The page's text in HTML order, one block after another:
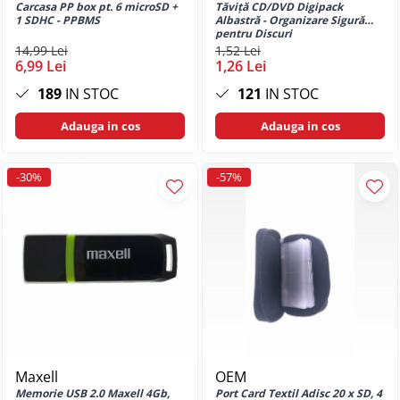
Moto E20
Huse si protectii pentru Motorola
Moto E20S
Huse si protectii pentru Motorola
Moto E22
Huse si protectii pentru Motorola
Moto E22i
Moto E30
Huse si protectii pentru Motorola
Huse si protectii pentru Motorola
Moto E32s
Huse si protectii pentru Motorola
Moto G05
Carcasa PP box pt. 6 microSD +
1 SDHC - PPBMS
14,99 Lei
6,99 Lei
189 IN STOC
Adauga in cos
Tăviță CD/DVD Digipack
Albastră - Organizare Sigură
pentru Discuri
1,52 Lei
1,26 Lei
121 IN STOC
Adauga in cos
-30%
Maxell
Memorie USB 2.0 Maxell 4Gb,
-57%
OEM
Port Card Textil Adisc 20 x SD, 4